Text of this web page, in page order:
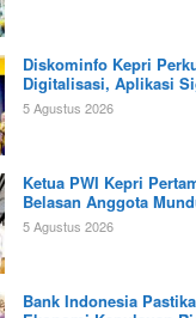
Diskominfo Kepri
Digitalisasi, Aplikasi
Sudah Terintegrasi TTE
5 Agustus 2026
Ketua PWI Kepri
Belasan Anggota
5 Agustus 2026
Bank Indonesia